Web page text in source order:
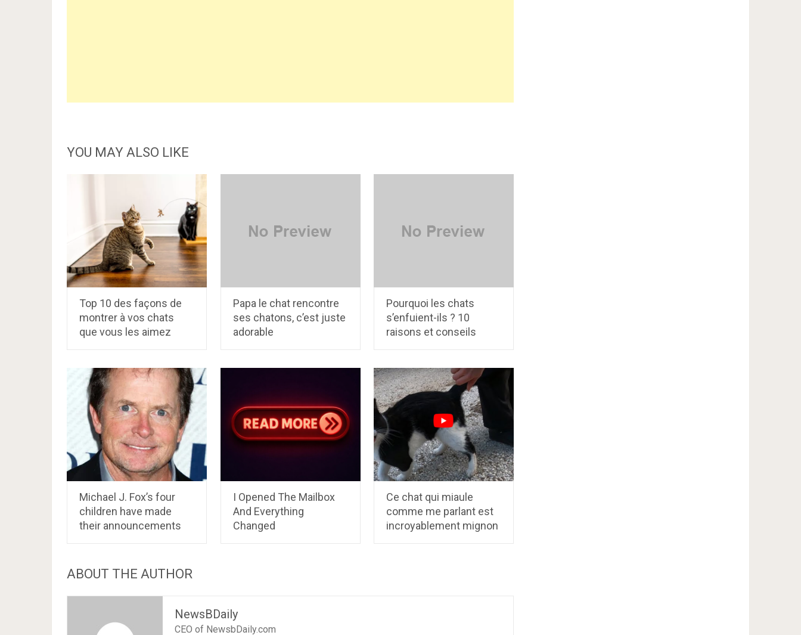
YOU MAY ALSO LIKE
Top 10 des façons de
montrer à vos chats
que vous les aimez
Papa le chat rencontre
ses chatons, c’est juste
adorable
Pourquoi les chats
s’enfuient-ils ? 10
raisons et conseils
Michael J. Fox’s four
children have made
their announcements
I Opened The Mailbox
And Everything
Changed
Ce chat qui miaule
comme me parlant est
incroyablement mignon
ABOUT THE AUTHOR
NewsBDaily
CEO of NewsbDaily.com